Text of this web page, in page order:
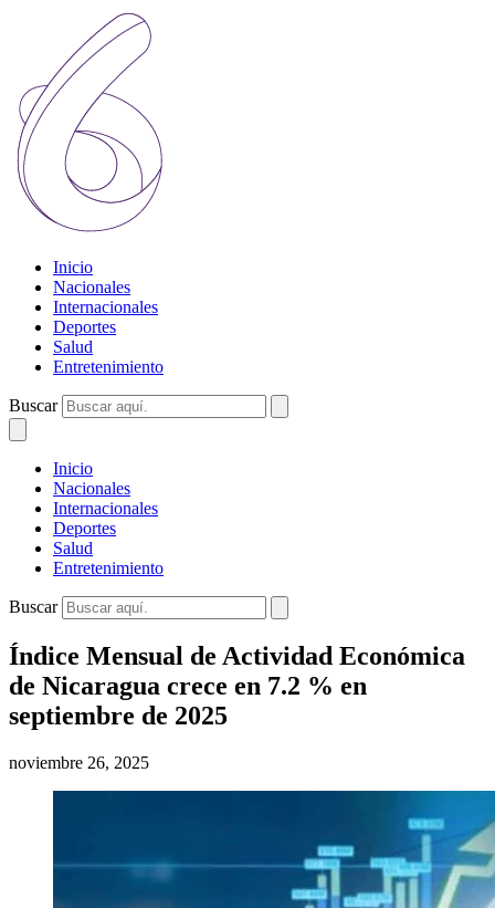
Inicio
Nacionales
Internacionales
Deportes
Salud
Entretenimiento
Buscar
Inicio
Nacionales
Internacionales
Deportes
Salud
Entretenimiento
Buscar
Índice Mensual de Actividad Económica
de Nicaragua crece en 7.2 % en
septiembre de 2025
noviembre 26, 2025